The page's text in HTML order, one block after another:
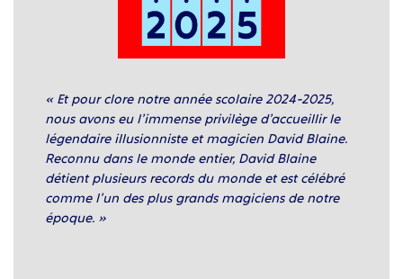
« Et pour clore notre année scolaire 2024-2025,
nous avons eu l’immense privilège d’accueillir le
légendaire illusionniste et magicien David Blaine.
Reconnu dans le monde entier, David Blaine
détient plusieurs records du monde et est célébré
comme l’un des plus grands magiciens de notre
époque. »